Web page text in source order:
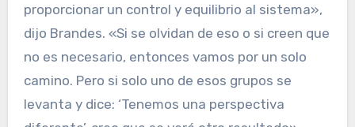
proporcionar un control y equilibrio al sistema»,
dijo Brandes. «Si se olvidan de eso o si creen que
no es necesario, entonces vamos por un solo
camino. Pero si solo uno de esos grupos se
levanta y dice: ‘Tenemos una perspectiva